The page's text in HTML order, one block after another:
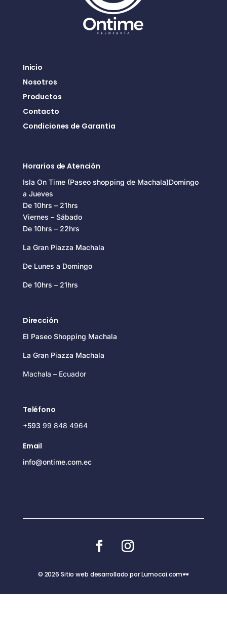
Inicio
Nosotros
Productos
Contacto
Condiciones de Garantia
Horarios de Atención
Isla On Time (Paseo shopping de Machala)Domingo
a Jueves
De 10hrs – 21hrs
Viernes – Sábado
De 10hrs – 22hrs
La Gran Piazza Machala
De Lunes a Domingo
De 10hrs – 21hrs
Dirección
El Paseo Shopping Machala
La Gran Piazza Machala
Machala – Ecuador
Teléfono
+593 99 848 4964
Email
info@ontime.com.ec
© 2026 Sitio web desarrollado por Lumocai.com🕶️